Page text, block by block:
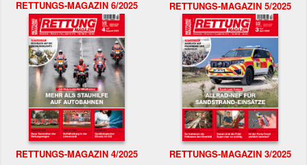
RETTUNGS-MAGAZIN 6/2025 RETTUNGS-MAGAZIN 5/2025
RETTUNGS-MAGAZIN 4/2025 RETTUNGS-MAGAZIN 3/2025